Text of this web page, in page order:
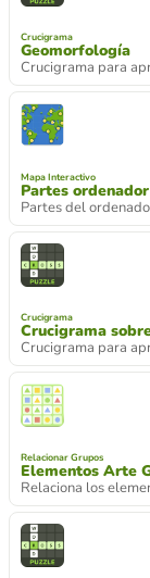
Crucigrama
Geomorfología
Crucigrama para
Mapa Interactivo
Partes ordenador
Partes del
Crucigrama
Crucigrama
Crucigrama para
Relacionar Grupos
Elementos Arte
Relaciona los